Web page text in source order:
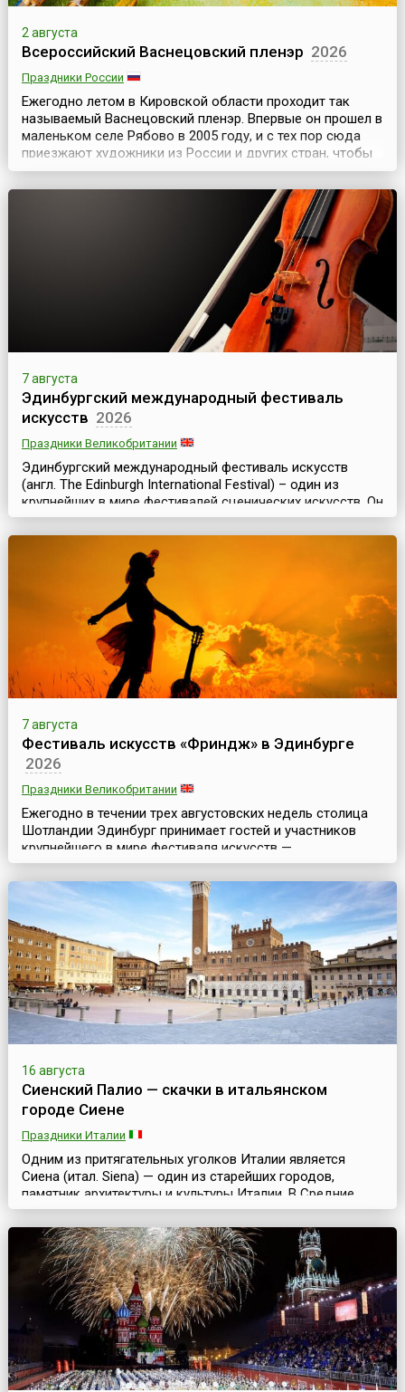
2 августа
Всероссийский Васнецовский пленэр 2026
Праздники России
Ежегодно летом в Кировской области проходит так
называемый Васнецовский пленэр. Впервые он прошел в
маленьком селе Рябово в 2005 году, и с тех пор сюда
приезжают художники из России и других стран, чтобы
писать с натуры в местах, где создавали свои
произведения Виктор и Аполлинарий Васнецовы.С 2012
года программа пленэра изменилась. Усадьба в Рябово
находилась на реконструкции, поэтому художни...
7 августа
Эдинбургский международный фестиваль
искусств 2026
Праздники Великобритании
Эдинбургский международный фестиваль искусств
(англ. The Edinburgh International Festival) – один из
крупнейших в мире фестивалей сценических искусств. Он
проходит в столице Шотландии ежегодно в августе и
длится почти месяц. Эдинбургский фестиваль уникален
тем, что здесь одновременно представлены
театральное, оперное, танцевальное и музыкальное
искусства. Он включает в себя концерты классическ...
7 августа
Фестиваль искусств «Фриндж» в Эдинбурге
2026
Праздники Великобритании
Ежегодно в течении трех августовских недель столица
Шотландии Эдинбург принимает гостей и участников
крупнейшего в мире фестиваля искусств —
Эдинбургского фестиваля искусств «Фриндж» (англ.
Edinburgh Fringe Festival). Он является неофициальной и
«неформальной» частью знаменитого Эдинбургского
международного фестиваля искусств.Ежегодно на
фестивале разыгрываются 3 тысячи представлений и
более 2...
16 августа
Сиенский Палио — скачки в итальянском
городе Сиене
Праздники Италии
Одним из притягательных уголков Италии является
Сиена (итал. Siena) — один из старейших городов,
памятник архитектуры и культуры Италии. В Средние
века этот город, расположенный в западной части
страны, в Тоскане, был столицей сильной Сиенской
республики и уже в ту дальнюю эпоху хранил шедевры
итальянской готики мирового достоинства.Именно в
Средние века и зародилась традиция проводить в
город...